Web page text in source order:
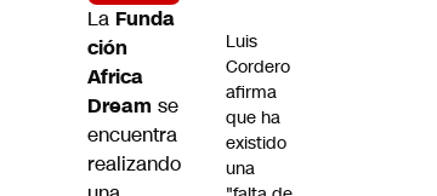
La Funda
ción
Africa
Dream se
encuentra
realizando
Luis
Cordero
afirma
que ha
existido
una